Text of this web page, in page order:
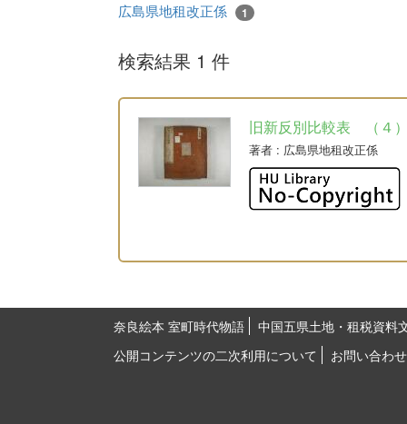
広島県地租改正係 1
検索結果 1 件
旧新反別比較表 （４
著者 : 広島県地租改正係
奈良絵本 室町時代物語
中国五県土地・租税資料
公開コンテンツの二次利用について
お問い合わせ